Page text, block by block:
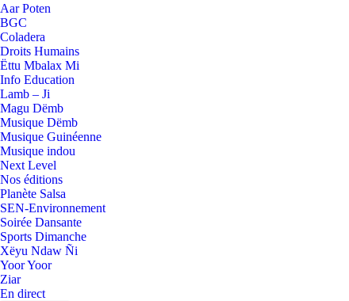
Aar Poten
BGC
Coladera
Droits Humains
Ëttu Mbalax Mi
Info Education
Lamb – Ji
Magu Dëmb
Musique Dëmb
Musique Guinéenne
Musique indou
Next Level
Nos éditions
Planète Salsa
SEN-Environnement
Soirée Dansante
Sports Dimanche
Xëyu Ndaw Ñi
Yoor Yoor
Ziar
En direct